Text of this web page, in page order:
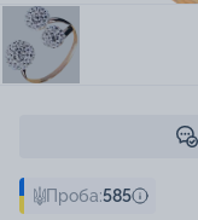
Проба:585